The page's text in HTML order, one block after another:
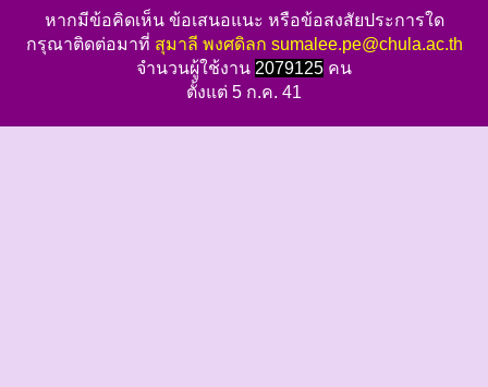
หากมีข้อคิดเห็น ข้อเสนอแนะ หรือข้อสงสัยประการใด
กรุณาติดต่อมาที่ สุมาลี พงศดิลก sumalee.pe@chula.ac.th
จำนวนผู้ใช้งาน 2079125 คน
ตั้งแต่ 5 ก.ค. 41